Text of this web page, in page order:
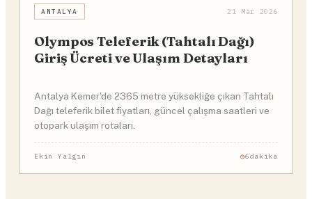
ANTALYA 21 Mar 2026
Olympos Teleferik (Tahtalı Dağı)
Giriş Ücreti ve Ulaşım Detayları
Antalya Kemer'de 2365 metre yüksekliğe çıkan Tahtalı
Dağı teleferik bilet fiyatları, güncel çalışma saatleri ve
otopark ulaşım rotaları.
Ekin Yalgın 6dakika